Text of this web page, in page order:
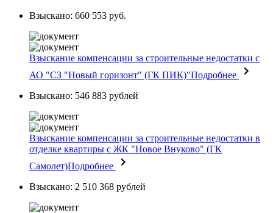
Взыскано: 660 553 руб.
Взыскание компенсации за строительные недостатки с
АО "СЗ "Новый горизонт" (ГК ПИК)"Подробнее
Взыскано: 546 883 рублей
Взыскание компенсации за строительные недостатки в
отделке квартиры с ЖК "Новое Внуково" (ГК
Самолет)Подробнее
Взыскано: 2 510 368 рублей